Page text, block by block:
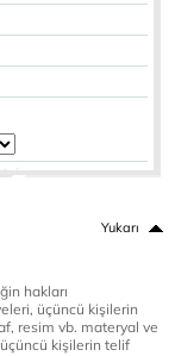
Yukarı
hakları
üçüncü kişilerin
resim vb. materyal ve
üçüncü kişilerin telif